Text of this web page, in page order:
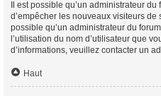
Il est possible qu’un administrateur
d’empêcher les nouveaux visiteurs de
possible qu’un administrateur du
l’utilisation du nom d’utilisateur que
d’informations, veuillez contacter un
Haut